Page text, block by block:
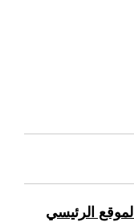
الرئيسي